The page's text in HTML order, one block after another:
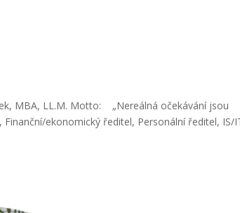
MBA, LL.M. Motto: „Nereálná očekávání jsou
ekonomický ředitel, Personální ředitel, IS/